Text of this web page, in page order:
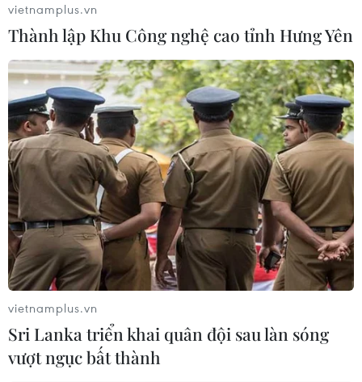
vietnamplus.vn
Thành lập Khu Công nghệ cao tỉnh Hưng Yên
vietnamplus.vn
Sri Lanka triển khai quân đội sau làn sóng
vượt ngục bất thành